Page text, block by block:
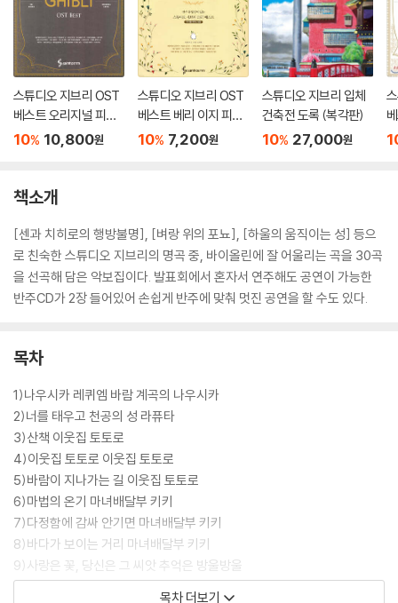
스튜디오 지브리 OST
베스트 오리지널 피아
노 버전
10% 10,800원
스튜디오 지브리 OST
베스트 베리 이지 피아
노 버전
10% 7,200원
스튜디오 지브리 입체
건축전 도록 (복각판)
10% 27,000원
전
책소개
[센과 치히로의 행방불명], [벼랑 위의 포뇨], [하울의 움직이는 성] 등으
로 친숙한 스튜디오 지브리의 명곡 중, 바이올린에 잘 어울리는 곡을 30곡
을 선곡해 담은 악보집이다. 발표회에서 혼자서 연주해도 공연이 가능한
반주CD가 2장 들어있어 손쉽게 반주에 맞춰 멋진 공연을 할 수도 있다.
목차
1)나우시카 레퀴엠 바람 계곡의 나우시카
2)너를 태우고 천공의 성 라퓨타
3)산책 이웃집 토토로
4)이웃집 토토로 이웃집 토토로
5)바람이 지나가는 길 이웃집 토토로
6)마법의 온기 마녀배달부 키키
7)다정함에 감싸 안기면 마녀배달부 키키
8)바다가 보이는 거리 마녀배달부 키키
9)사랑은 꽃, 당신은 그 씨앗 추억은 방울방울
10)체리가 익어갈 무렵붉은 돼지
목차 더보기